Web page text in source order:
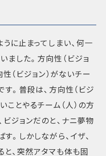
に止まってしまい、何一
ました。方向性（ビジョ
性（ビジョン）がないチー
す。普段は、方向性（ビジ
ことやるチーム（人）の方
ジョンだのと、ナニ夢物
。しかしながら、イザ、
と、突然アタマも体も固